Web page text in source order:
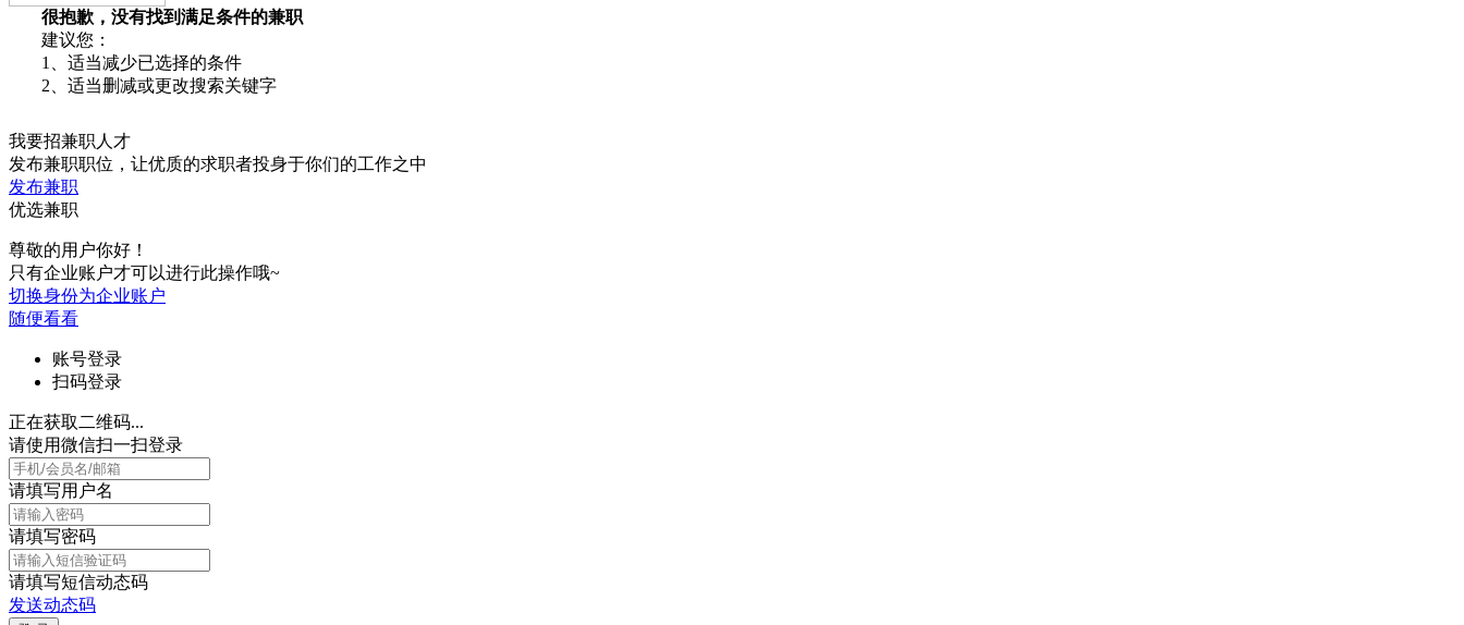
很抱歉，没有找到满足条件的兼职
建议您：
1、适当减少已选择的条件
2、适当删减或更改搜索关键字
我要招兼职人才
发布兼职职位，让优质的求职者投身于你们的工作之中
发布兼职
优选兼职
尊敬的用户你好！
只有企业账户才可以进行此操作哦~
切换身份为企业账户
随便看看
账号登录
扫码登录
正在获取二维码...
请使用微信扫一扫登录
请填写用户名
请填写密码
请填写短信动态码
发送动态码